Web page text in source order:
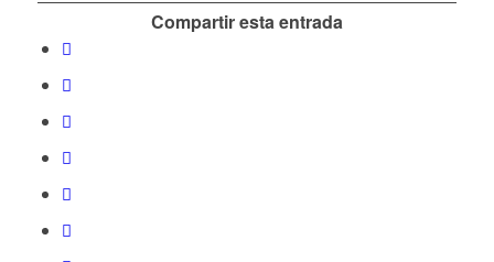
Compartir esta entrada